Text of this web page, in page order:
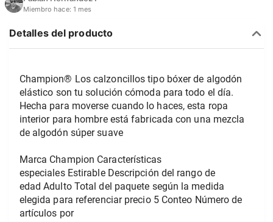
Miembro hace: 1 mes
Detalles del producto
Champion® Los calzoncillos tipo bóxer de algodón
elástico son tu solución cómoda para todo el día.
Hecha para moverse cuando lo haces, esta ropa
interior para hombre está fabricada con una mezcla
de algodón súper suave
Marca Champion Características
especiales Estirable Descripción del rango de
edad Adulto Total del paquete según la medida
elegida para referenciar precio 5 Conteo Número de
artículos por